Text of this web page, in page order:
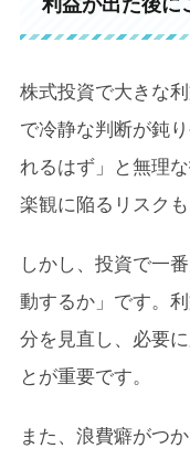
株式投資で大きな
で冷静な判断が鈍
れるはず」と無理
楽観に陥るリスクも
しかし、投資で一
動するか」です。
分を見直し、必要
とが重要です。
また、浪費癖がつ